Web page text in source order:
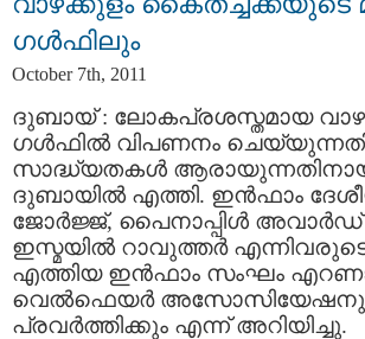
ഗള്‍ഫിലും
October 7th, 2011
ദുബായ്‌ : ലോകപ്രശസ്തമായ
ഗള്‍ഫില്‍ വിപണനം
സാദ്ധ്യതകള്‍
ദുബായില്‍ എത്തി. ഇന്‍ഫാം ദേശീയ
ജോര്‍ജ്ജ്, പൈനാപ്പിള്‍ അവാര്‍ഡ്‌
ഇസ്മയില്‍ റാവുത്തര്‍
എത്തിയ ഇന്‍ഫാം സംഘം
വെല്‍ഫെയര്‍
പ്രവര്‍ത്തിക്കും എന്ന് അറിയിച്ചു.